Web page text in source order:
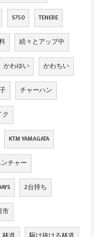
S750 TENERE
続々とアップ中
かわゆい かわちい
チャーハン
KTM YAMAGATA
チャー
2台持ち
市